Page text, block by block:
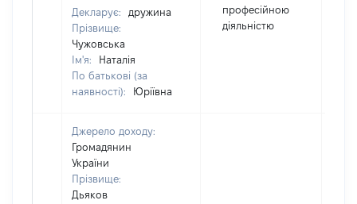
Декларує:
дружина
Прізвище:
Чужовська
Ім'я:
Наталія
По батькові (за
наявності):
Юріївна
професійною
діяльністю
Джерело доходу:
Громадянин
України
Прізвище:
Дьяков